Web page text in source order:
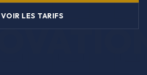
VOIR LES TARIFS